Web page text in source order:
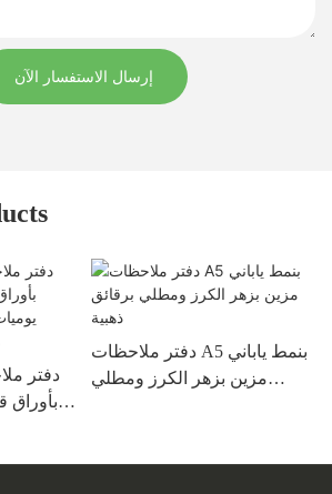
إرسال الاستفسار الآن
دفتر
دفتر ملاحظات A5 بنمط ياباني
مزين بزهر الكرز ومطلي